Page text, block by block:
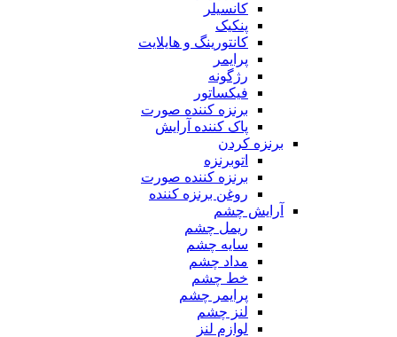
کانسیلر
پنکیک
کانتورینگ و هایلایت
پرایمر
رژگونه
فیکساتور
برنزه کننده صورت
پاک کننده آرایش
برنزه کردن
اتوبرنزه
برنزه کننده صورت
روغن برنزه کننده
آرایش چشم
ریمل چشم
سایه چشم
مداد چشم
خط چشم
پرایمر چشم
لنز چشم
لوازم لنز